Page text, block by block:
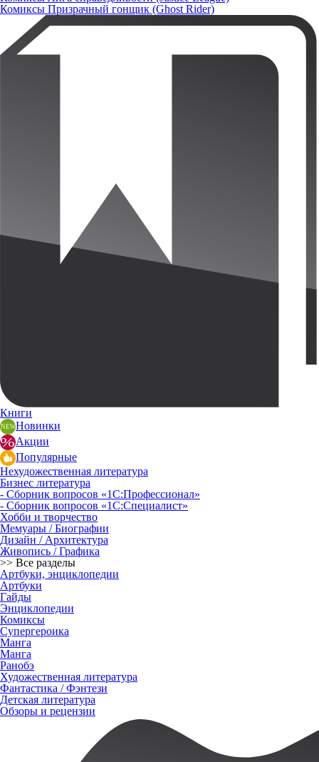
Комиксы Призрачный гонщик (Ghost Rider)
Книги
Новинки
Акции
Популярные
Нехудожественная литература
Бизнес литература
- Сборник вопросов «1С:Профессионал»
- Сборник вопросов «1С:Специалист»
Хобби и творчество
Мемуары / Биографии
Дизайн / Архитектура
Живопись / Графика
>> Все разделы
Артбуки, энциклопедии
Артбуки
Гайды
Энциклопедии
Комиксы
Супергероика
Манга
Манга
Ранобэ
Художественная литература
Фантастика / Фэнтези
Детская литература
Обзоры и рецензии